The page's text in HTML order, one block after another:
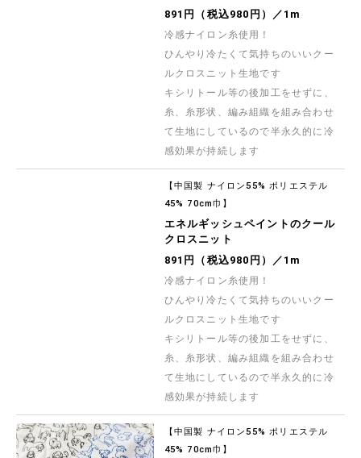
891円（税込980円）／1m
冷感ナイロン糸使用！
ひんやり冷たくて気持ちのいいクー
ルクロスニット生地です
キシリトール等の後加工をせずに、
糸、糸形状、編み組織を組み合わせ
て生地にしているので半永久的に冷
感効果が持続します
【中国製 ナイロン55% ポリエステル
45% 70cm巾】
エネルギッシュペイントのクール
クロスニット
891円（税込980円）／1m
冷感ナイロン糸使用！
ひんやり冷たくて気持ちのいいクー
ルクロスニット生地です
キシリトール等の後加工をせずに、
糸、糸形状、編み組織を組み合わせ
て生地にしているので半永久的に冷
感効果が持続します
【中国製 ナイロン55% ポリエステル
45% 70cm巾】